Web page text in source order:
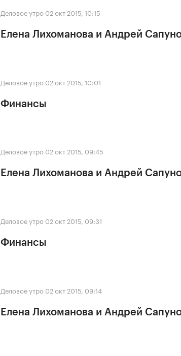
Деловое утро 02 окт 2015, 10:15
Елена Лихоманова и Андрей
Деловое утро 02 окт 2015, 10:01
Финансы
Деловое утро 02 окт 2015, 09:45
Елена Лихоманова и Андрей
Деловое утро 02 окт 2015, 09:31
Финансы
Деловое утро 02 окт 2015, 09:14
Елена Лихоманова и Андрей